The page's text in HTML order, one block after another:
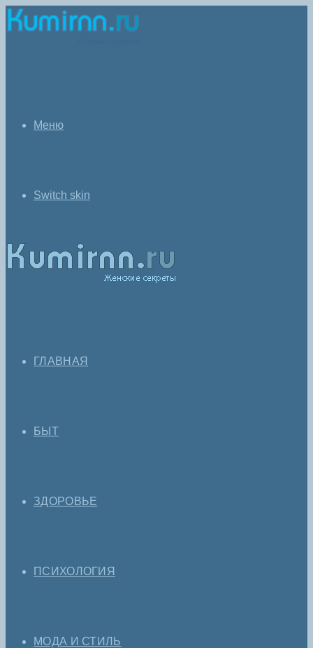
Меню
Switch skin
ГЛАВНАЯ
БЫТ
ЗДОРОВЬЕ
ПСИХОЛОГИЯ
МОДА И СТИЛЬ